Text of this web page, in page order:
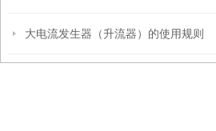
大电流发生器（升流器）的使用规则